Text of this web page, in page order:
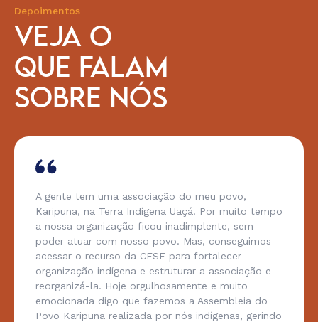
Depoimentos
VEJA O
QUE FALAM
SOBRE NÓS
A gente tem uma associação do meu povo,
Karipuna, na Terra Indígena Uaçá. Por muito tempo
a nossa organização ficou inadimplente, sem
poder atuar com nosso povo. Mas, conseguimos
acessar o recurso da CESE para fortalecer
organização indígena e estruturar a associação e
reorganizá-la. Hoje orgulhosamente e muito
emocionada digo que fazemos a Assembleia do
Povo Karipuna realizada por nós indígenas, gerindo